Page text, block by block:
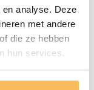
analyse. Deze
met andere
die ze hebben
hun services.